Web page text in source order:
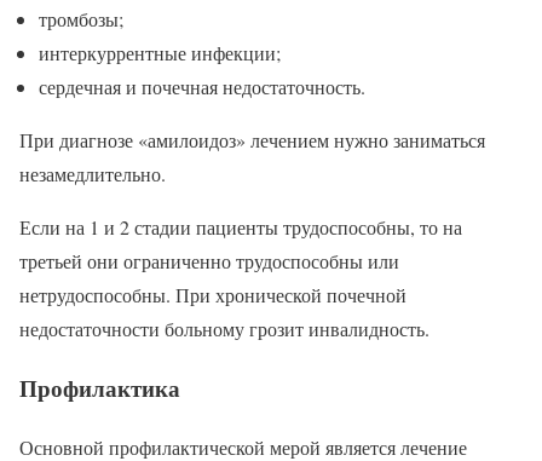
тромбозы;
интеркуррентные инфекции;
сердечная и почечная недостаточность.
При диагнозе «амилоидоз» лечением нужно заниматься
незамедлительно.
Если на 1 и 2 стадии пациенты трудоспособны, то на
третьей они ограниченно трудоспособны или
нетрудоспособны. При хронической почечной
недостаточности больному грозит инвалидность.
Профилактика
Основной профилактической мерой является лечение